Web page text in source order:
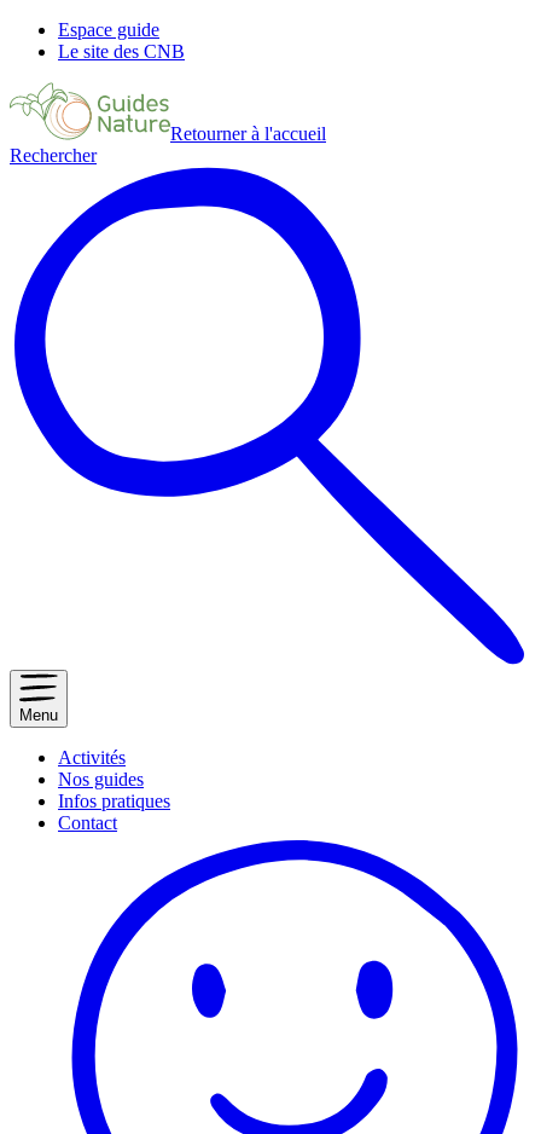
Espace guide
Le site des CNB
Retourner à l'accueil
Rechercher
Menu
Activités
Nos guides
Infos pratiques
Contact